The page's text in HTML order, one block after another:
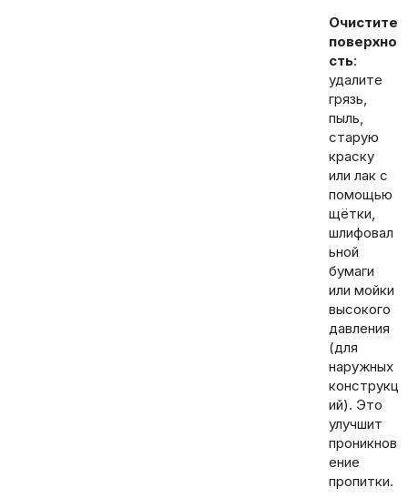
Очистите
поверхно
сть:
удалите
грязь,
пыль,
старую
краску
или лак с
помощью
щётки,
шлифовал
ьной
бумаги
или мойки
высокого
давления
(для
наружных
конструкц
ий). Это
улучшит
проникнов
ение
пропитки.